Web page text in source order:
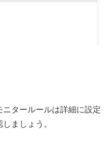
タールールは詳細に設定
ましょう。